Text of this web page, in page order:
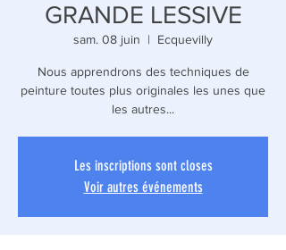
GRANDE LESSIVE
sam. 08 juin
  |
Ecquevilly
Nous apprendrons des techniques de
peinture toutes plus originales les unes que
les autres...
Les inscriptions sont closes
Voir autres événements